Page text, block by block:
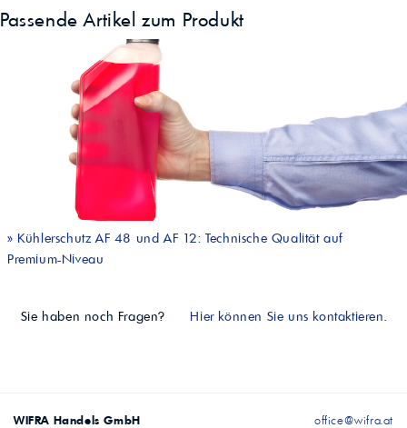
Passende Artikel zum Produkt
» Kühlerschutz AF 48 und AF 12: Technische Qualität auf
Premium-Niveau
Sie haben noch Fragen? Hier können Sie uns kontaktieren.
WIFRA Handels GmbH
office@wifra.at